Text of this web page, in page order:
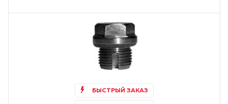
БЫСТРЫЙ ЗАКАЗ